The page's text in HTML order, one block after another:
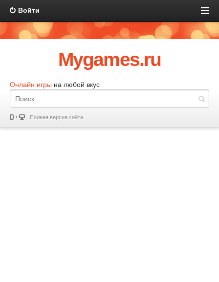
Войти
Mygames.ru
Онлайн игры на любой вкус
Полная версия сайта